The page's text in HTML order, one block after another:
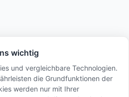
wichtig
und vergleichbare Technologien.
die Grundfunktionen der
werden nur mit Ihrer